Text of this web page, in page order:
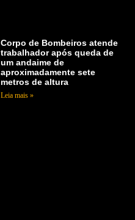
Corpo de Bombeiros atende
trabalhador após queda de
um andaime de
aproximadamente sete
metros de altura
Leia mais »